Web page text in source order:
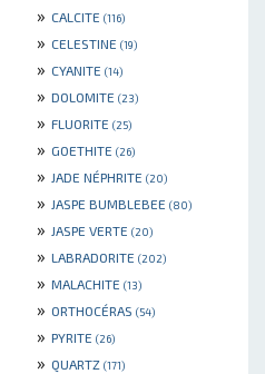
» CALCITE (116)
» CELESTINE (19)
» CYANITE (14)
» DOLOMITE (23)
» FLUORITE (25)
» GOETHITE (26)
» JADE NÉPHRITE (20)
» JASPE BUMBLEBEE (80)
» JASPE VERTE (20)
» LABRADORITE (202)
» MALACHITE (13)
» ORTHOCÉRAS (54)
» PYRITE (26)
» QUARTZ (171)